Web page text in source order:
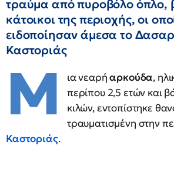
τραύμα από πυροβόλο όπλο,
κάτοικοι της περιοχής, οι
ειδοποίησαν άμεσα το
Καστοριάς
Μ ια νεαρήαρκούδα,
περίπου 2,5 ετών και
κιλών, εντοπίστηκε
τραυματισμένη στην
Καστοριάς.